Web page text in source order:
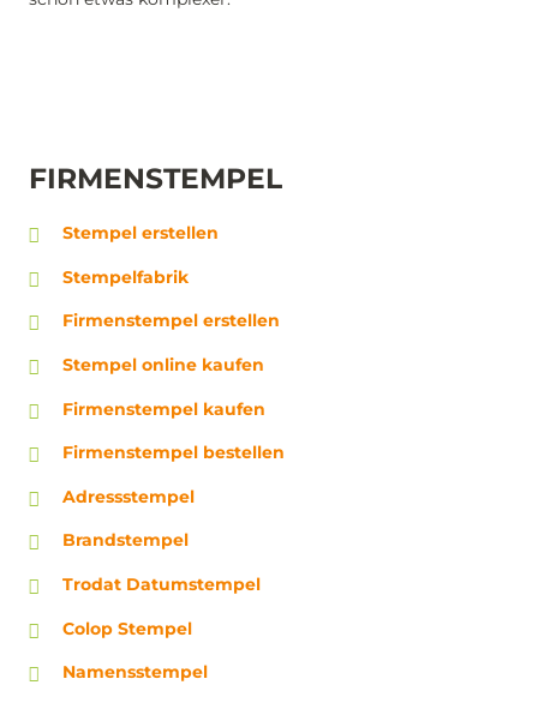
FIRMENSTEMPEL
Stempel erstellen
Stempelfabrik
Firmenstempel erstellen
Stempel online kaufen
Firmenstempel kaufen
Firmenstempel bestellen
Adressstempel
Brandstempel
Trodat Datumstempel
Colop Stempel
Namensstempel